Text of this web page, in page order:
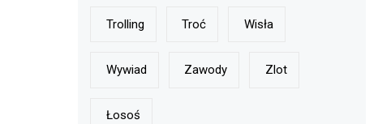
Trolling Troć Wisła
Wywiad Zawody Zlot
Łosoś